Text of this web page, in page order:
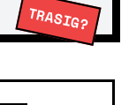
TRASIG?